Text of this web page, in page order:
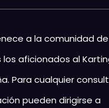
a la comunidad de
los aficionados al
Para cualquier
pueden dirigirse a